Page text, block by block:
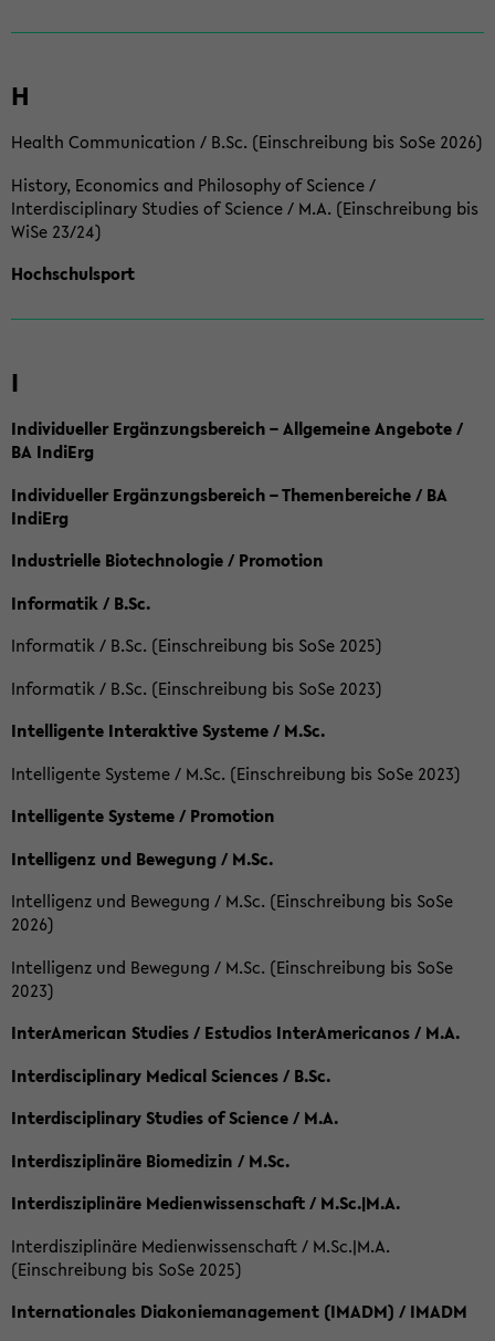
H
Health Communication / B.Sc. (Einschreibung bis SoSe 2026)
History, Economics and Philosophy of Science /
Interdisciplinary Studies of Science / M.A. (Einschreibung bis
WiSe 23/24)
Hochschulsport
I
Individueller Ergänzungsbereich – Allgemeine Angebote /
BA IndiErg
Individueller Ergänzungsbereich – Themenbereiche / BA
IndiErg
Industrielle Biotechnologie / Promotion
Informatik / B.Sc.
Informatik / B.Sc. (Einschreibung bis SoSe 2025)
Informatik / B.Sc. (Einschreibung bis SoSe 2023)
Intelligente Interaktive Systeme / M.Sc.
Intelligente Systeme / M.Sc. (Einschreibung bis SoSe 2023)
Intelligente Systeme / Promotion
Intelligenz und Bewegung / M.Sc.
Intelligenz und Bewegung / M.Sc. (Einschreibung bis SoSe
2026)
Intelligenz und Bewegung / M.Sc. (Einschreibung bis SoSe
2023)
InterAmerican Studies / Estudios InterAmericanos / M.A.
Interdisciplinary Medical Sciences / B.Sc.
Interdisciplinary Studies of Science / M.A.
Interdisziplinäre Biomedizin / M.Sc.
Interdisziplinäre Medienwissenschaft / M.Sc.|M.A.
Interdisziplinäre Medienwissenschaft / M.Sc.|M.A.
(Einschreibung bis SoSe 2025)
Internationales Diakoniemanagement (IMADM) / IMADM